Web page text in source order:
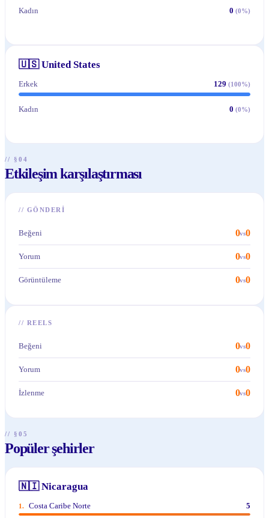
Kadın 0 (0%)
🇺🇸 United States
Erkek 129 (100%)
Kadın 0 (0%)
// §04
Etkileşim karşılaştırması
// GÖNDERI
Beğeni 0vs0
Yorum 0vs0
Görüntüleme 0vs0
// REELS
Beğeni 0vs0
Yorum 0vs0
İzlenme 0vs0
// §05
Popüler şehirler
🇳🇮 Nicaragua
1. Costa Caribe Norte 5